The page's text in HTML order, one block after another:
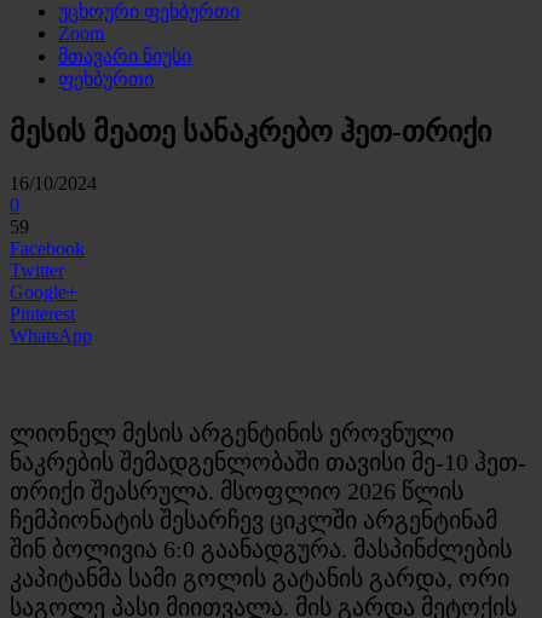
უცხოური ფეხბურთი
Zoom
მთავარი ნიუსი
ფეხბურთი
მესის მეათე სანაკრებო ჰეთ-თრიქი
16/10/2024
0
59
Facebook
Twitter
Google+
Pinterest
WhatsApp
ლიონელ მესის არგენტინის ეროვნული
ნაკრების შემადგენლობაში თავისი მე-10 ჰეთ-
თრიქი შეასრულა. მსოფლიო 2026 წლის
ჩემპიონატის შესარჩევ ციკლში არგენტინამ
შინ ბოლივია 6:0 გაანადგურა. მასპინძლების
კაპიტანმა სამი გოლის გატანის გარდა, ორი
საგოლე პასი მიითვალა. მის გარდა მეტოქის